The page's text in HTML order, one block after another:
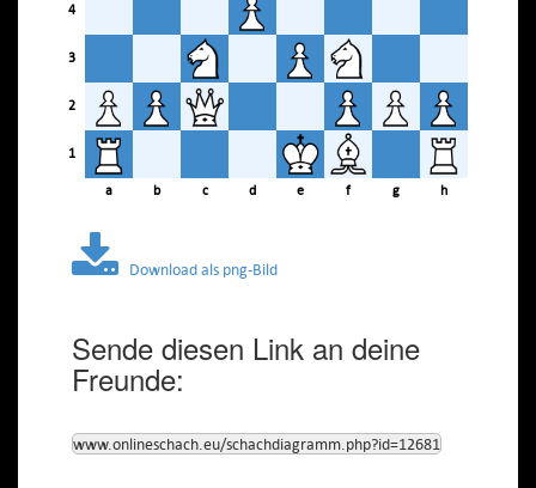
4
3
2
1
a b c d e f g h
Download als png-Bild
Sende diesen Link an deine
Freunde:
www.onlineschach.eu/schachdiagramm.php?id=12681